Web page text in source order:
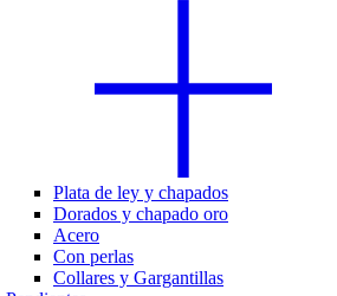
Plata de ley y chapados
Dorados y chapado oro
Acero
Con perlas
Collares y Gargantillas